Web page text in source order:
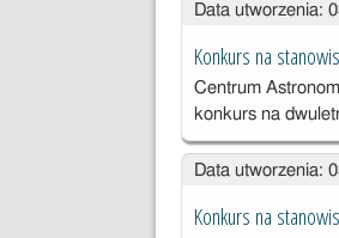
Data utworzenia:
Konkurs na
Centrum
konkurs na
Data utworzenia:
Konkurs na